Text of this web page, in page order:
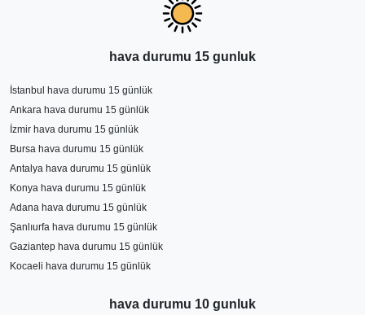
hava durumu 15 gunluk
İstanbul hava durumu 15 günlük
Ankara hava durumu 15 günlük
İzmir hava durumu 15 günlük
Bursa hava durumu 15 günlük
Antalya hava durumu 15 günlük
Konya hava durumu 15 günlük
Adana hava durumu 15 günlük
Şanlıurfa hava durumu 15 günlük
Gaziantep hava durumu 15 günlük
Kocaeli hava durumu 15 günlük
hava durumu 10 gunluk